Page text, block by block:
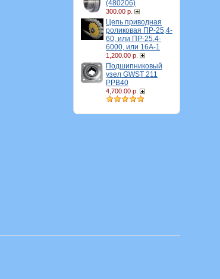
(480206)
300.00 р.
Цепь приводная
роликовая ПР-25,4-
60, или ПР-25,4-
6000, или 16A-1
1,200.00 р.
Подшипниковый
узел GWST 211
PPB40
4,700.00 р.